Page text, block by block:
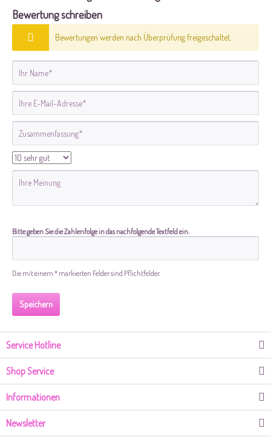
Bewertung schreiben
Bewertungen werden nach Überprüfung freigeschaltet.
Bitte geben Sie die Zahlenfolge in das nachfolgende Textfeld ein.
Die mit einem * markierten Felder sind Pflichtfelder.
Speichern
Service Hotline
Shop Service
Informationen
Newsletter